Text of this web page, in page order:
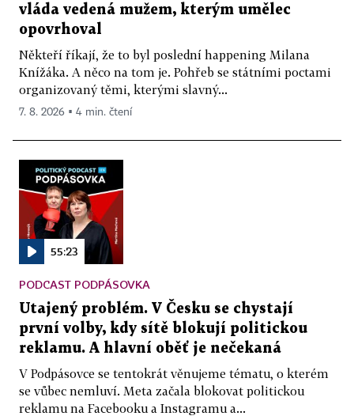
vláda vedená mužem, kterým umělec
opovrhoval
Někteří říkají, že to byl poslední happening Milana
Knížáka. A něco na tom je. Pohřeb se státními poctami
organizovaný těmi, kterými slavný...
7. 8. 2026 ▪ 4 min. čtení
55:23
PODCAST PODPÁSOVKA
Utajený problém. V Česku se chystají
první volby, kdy sítě blokují politickou
reklamu. A hlavní oběť je nečekaná
V Podpásovce se tentokrát věnujeme tématu, o kterém
se vůbec nemluví. Meta začala blokovat politickou
reklamu na Facebooku a Instagramu a...